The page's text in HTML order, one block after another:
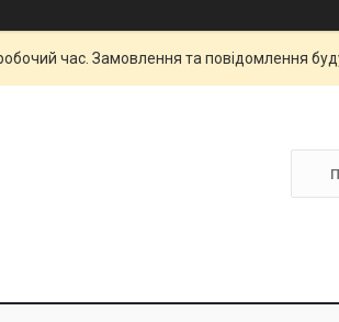
час. Замовлення та повідомлення